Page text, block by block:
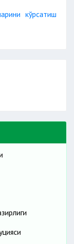
кўрсатиш